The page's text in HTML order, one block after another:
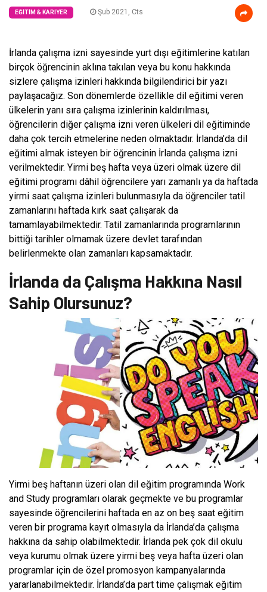
EĞITIM & KARIYER Şub 2021, Cts
İrlanda çalışma izni sayesinde yurt dışı eğitimlerine katılan
birçok öğrencinin aklına takılan veya bu konu hakkında
sizlere çalışma izinleri hakkında bilgilendirici bir yazı
paylaşacağız. Son dönemlerde özellikle dil eğitimi veren
ülkelerin yanı sıra çalışma izinlerinin kaldırılması,
öğrencilerin diğer çalışma izni veren ülkeleri dil eğitiminde
daha çok tercih etmelerine neden olmaktadır. İrlanda’da dil
eğitimi almak isteyen bir öğrencinin İrlanda çalışma izni
verilmektedir. Yirmi beş hafta veya üzeri olmak üzere dil
eğitimi programı dâhil öğrencilere yarı zamanlı ya da haftada
yirmi saat çalışma izinleri bulunmasıyla da öğrenciler tatil
zamanlarını haftada kırk saat çalışarak da
tamamlayabilmektedir. Tatil zamanlarında programlarının
bittiği tarihler olmamak üzere devlet tarafından
belirlenmekte olan zamanları kapsamaktadır.
İrlanda da Çalışma Hakkına Nasıl
Sahip Olursunuz?
Yirmi beş haftanın üzeri olan dil eğitim programında Work
and Study programları olarak geçmekte ve bu programlar
sayesinde öğrencilerini haftada en az on beş saat eğitim
veren bir programa kayıt olmasıyla da İrlanda’da çalışma
hakkına da sahip olabilmektedir. İrlanda pek çok dil okulu
veya kurumu olmak üzere yirmi beş veya hafta üzeri olan
programlar için de özel promosyon kampanyalarında
yararlanabilmektedir. İrlanda’da part time çalışmak eğitim